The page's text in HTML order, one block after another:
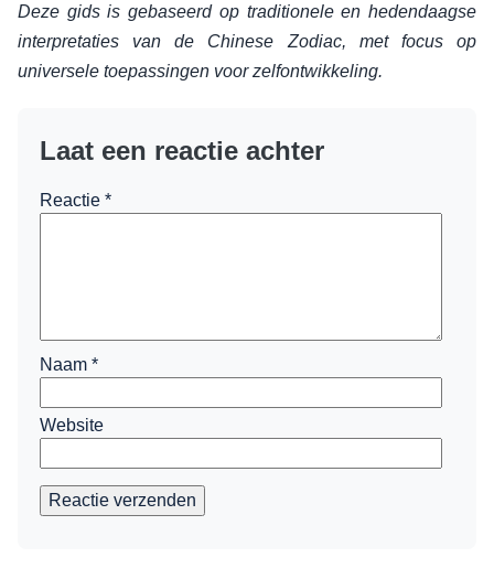
Deze gids is gebaseerd op traditionele en hedendaagse
interpretaties van de Chinese Zodiac, met focus op
universele toepassingen voor zelfontwikkeling.
Laat een reactie achter
Reactie *
Naam *
Website
Reactie verzenden